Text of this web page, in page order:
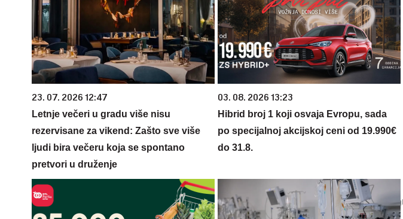
23. 07. 2026 12:47
Letnje večeri u gradu više nisu
rezervisane za vikend: Zašto sve više
ljudi bira večeru koja se spontano
pretvori u druženje
03. 08. 2026 13:23
Hibrid broj 1 koji osvaja Evropu, sada
po specijalnoj akcijskoj ceni od 19.990€
do 31.8.